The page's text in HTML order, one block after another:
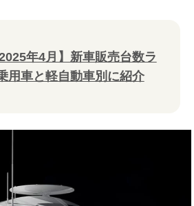
年4月】新車販売台数ラ
用車と軽自動車別に紹介